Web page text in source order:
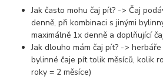
Jak často mohu čaj pít? -> Čaj
denně, při kombinaci s jinými
maximálně 1x denně a doplňující
Jak dlouho mám čaj pít? ->
bylinné čaje pít tolik měsíců, kolik
roky = 2 měsíce)